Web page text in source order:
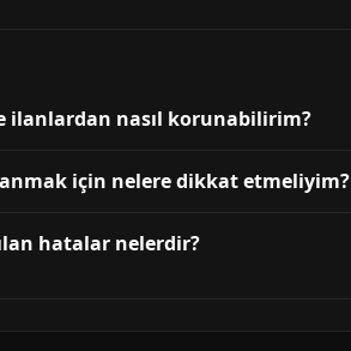
ilanlardan nasıl korunabilirim?
için nelere dikkat etmeliyim?
hatalar nelerdir?